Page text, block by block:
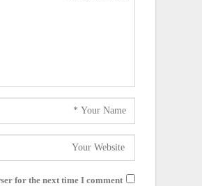
for the next time I comment.